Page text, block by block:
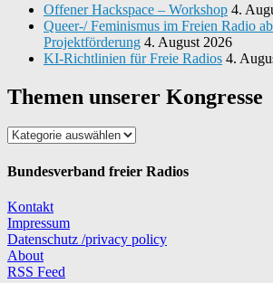
Offener Hackspace – Workshop 4.
Queer-/ Feminismus im Freien Radio
Projektförderung 4. August 2026
KI-Richtlinien für Freie Radios 4.
Themen unserer Kongresse
Themen
Kongresse
Bundesverband freier Radios
Kontakt
Impressum
Datenschutz /privacy policy
About
RSS Feed